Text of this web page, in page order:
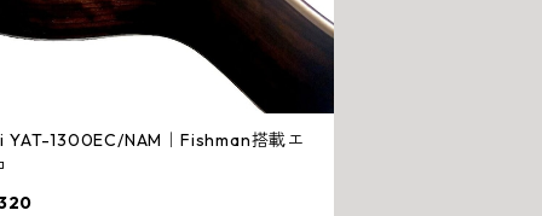
YAT-1300EC/NAM｜Fishman搭載エ